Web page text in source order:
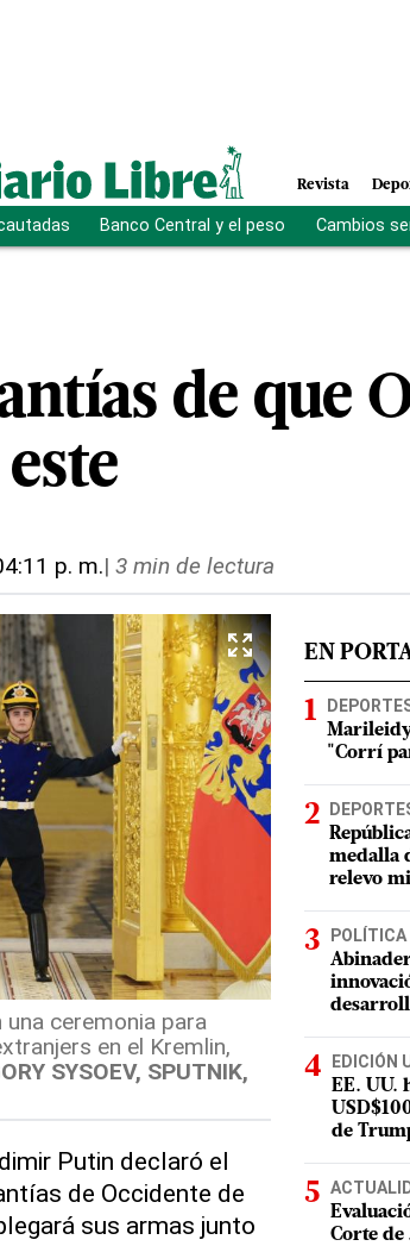
Revista
Banco Central y el peso Cambios
de que
p. m.| 3 min de lectura
ceremonia para
en el Kremlin,
SYSOEV, SPUTNIK,
Putin declaró el
de Occidente de
sus armas junto
EN
"Corrí
medalla
relevo
POLÍTICA
EDICIÓN
EE. UU.
de
Corte de